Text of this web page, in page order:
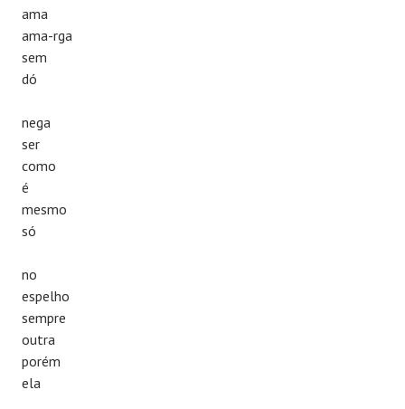
ama
ama-rga
sem
dó
nega
ser
como
é
mesmo
só
no
espelho
sempre
outra
porém
ela